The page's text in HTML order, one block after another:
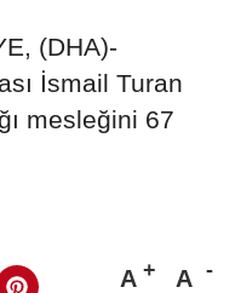
(DHA)-
İsmail Turan
mesleğini 67
A A